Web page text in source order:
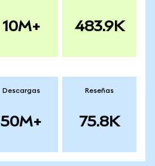
10M+ 483.9K
Descargas
50M+
Reseñas
75.8K